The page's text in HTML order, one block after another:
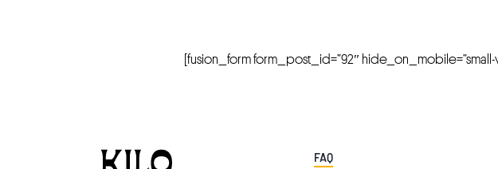
[fusion_form form_post_id=”92″ hide_on_mobile=”small-
FAQ